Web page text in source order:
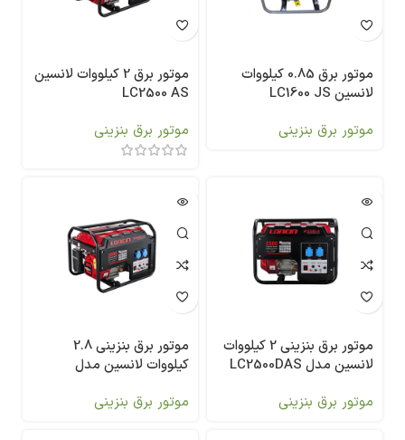
موتور برق 0.85 کیلووات
لانسین LC1600 JS
موتور برق بنزینی
موتور برق 2 کیلووات لانسین
LC2500 AS
موتور برق بنزینی
موتور برق بنزینی 2 کیلووات
لانسین مدل LC2500DAS
موتور برق بنزینی
موتور برق بنزینی 2.8
کیلووات لانسین مدل
موتور برق بنزینی